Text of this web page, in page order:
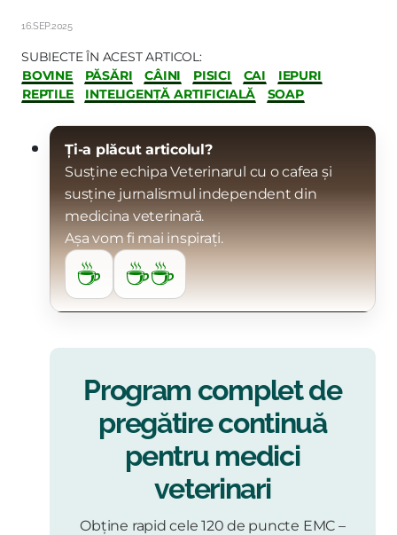
16.SEP.2025
SUBIECTE ÎN ACEST ARTICOL:
BOVINE
PĂSĂRI CÂINI PISICI CAI
IEPURI
REPTILE
INTELIGENȚĂ ARTIFICIALĂ SOAP
Ți-a plăcut articolul?
Susține echipa Veterinarul cu o cafea și
susține jurnalismul independent din
medicina veterinară.
Așa vom fi mai inspirați.
☕ ☕☕
Program complet de
pregătire continuă
pentru medici
veterinari
Obține rapid cele 120 de puncte EMC –